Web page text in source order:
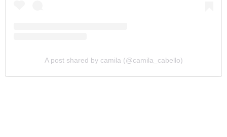
A post shared by camila (@camila_cabello)